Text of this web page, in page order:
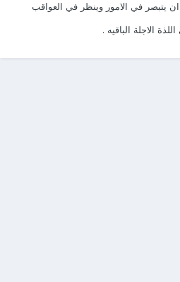
يتبصر في الامور وينظر في العواقب
الاجلة الباقيه .